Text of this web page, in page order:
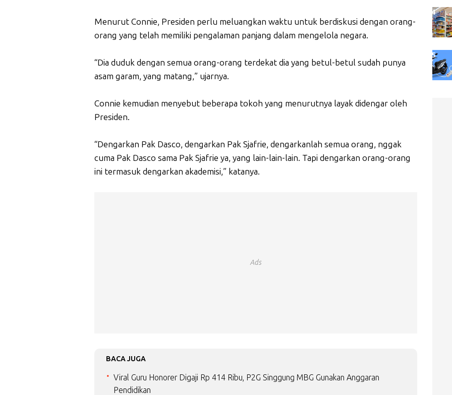
Menurut Connie, Presiden perlu meluangkan waktu untuk berdiskusi dengan orang-
orang yang telah memiliki pengalaman panjang dalam mengelola negara.
“Dia duduk dengan semua orang-orang terdekat dia yang betul-betul sudah punya
asam garam, yang matang,” ujarnya.
Connie kemudian menyebut beberapa tokoh yang menurutnya layak didengar oleh
Presiden.
“Dengarkan Pak Dasco, dengarkan Pak Sjafrie, dengarkanlah semua orang, nggak
cuma Pak Dasco sama Pak Sjafrie ya, yang lain-lain-lain. Tapi dengarkan orang-orang
ini termasuk dengarkan akademisi,” katanya.
Ads
BACA JUGA
Viral Guru Honorer Digaji Rp 414 Ribu, P2G Singgung MBG Gunakan Anggaran
Pendidikan